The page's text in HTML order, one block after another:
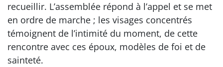
recueillir. L’assemblée répond à l’appel et se met
en ordre de marche ; les visages concentrés
témoignent de l’intimité du moment, de cette
rencontre avec ces époux, modèles de foi et de
sainteté.